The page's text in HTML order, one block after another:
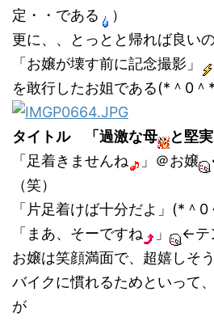
定・・である
）
更に、、とっとと帰れば良い
「お嬢が壊す前に記念撮影」
を敢行したお姐である(*＾0
タイトル 「過激な母 と堅
「足着きませんね
」＠お嬢
（笑）
「片足着けば十分だよ」(*＾
「まあ、そーですね
」
←テ
お嬢は笑顔満面で、超嬉しそ
バイクに慣れるためといって
が